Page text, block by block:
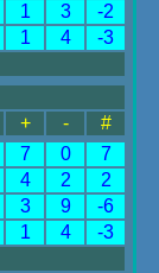
1 3
-2
1 4 -3
+ -
#
7 0
7
4 2
2
3 9
-6
1 4 -3